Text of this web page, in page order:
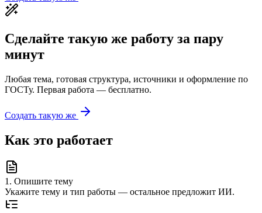
Сделайте такую же работу за пару
минут
Любая тема, готовая структура, источники и оформление по
ГОСТу. Первая работа — бесплатно.
Создать такую же
Как это работает
1 . Опишите тему
Укажите тему и тип работы — остальное предложит ИИ.